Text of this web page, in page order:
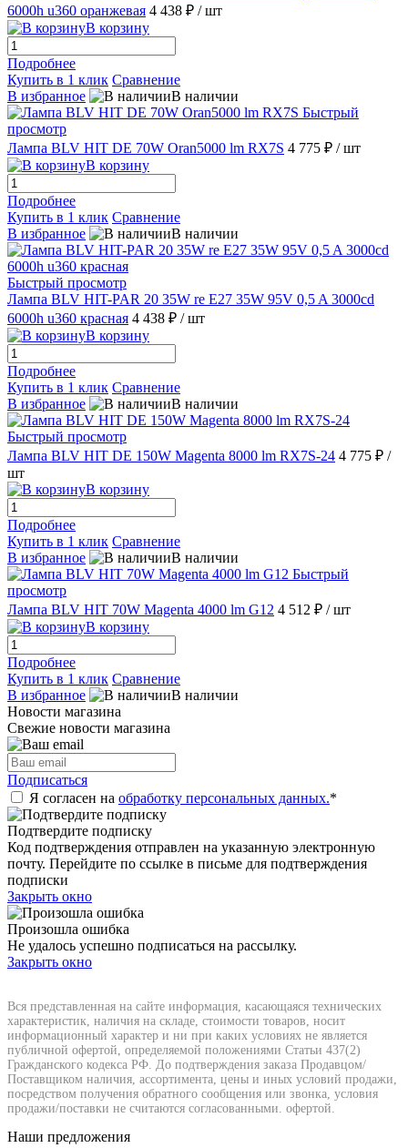
6000h u360 оранжевая 4 438 ₽ / шт
В корзину
Подробнее
Купить в 1 клик Сравнение
В избранное
В наличии
Быстрый
просмотр
Лампа BLV HIT DE 70W Oran5000 lm RX7S 4 775 ₽ / шт
В корзину
Подробнее
Купить в 1 клик Сравнение
В избранное
В наличии
Быстрый просмотр
Лампа BLV HIT-PAR 20 35W re E27 35W 95V 0,5 A 3000cd
6000h u360 красная 4 438 ₽ / шт
В корзину
Подробнее
Купить в 1 клик Сравнение
В избранное
В наличии
Быстрый просмотр
Лампа BLV HIT DE 150W Magenta 8000 lm RX7S-24 4 775 ₽ /
шт
В корзину
Подробнее
Купить в 1 клик Сравнение
В избранное
В наличии
Быстрый
просмотр
Лампа BLV HIT 70W Magenta 4000 lm G12 4 512 ₽ / шт
В корзину
Подробнее
Купить в 1 клик Сравнение
В избранное
В наличии
Новости магазина
Свежие новости магазина
Подписаться
Я согласен на обработку персональных данных.*
Подтвердите подписку
Код подтверждения отправлен на указанную электронную
почту. Перейдите по ссылке в письме для подтверждения
подписки
Закрыть окно
Произошла ошибка
Не удалось успешно подписаться на рассылку.
Закрыть окно
Вся представленная на сайте информация, касающаяся технических
характеристик, наличия на складе, стоимости товаров, носит
информационный характер и ни при каких условиях не является
публичной офертой, определяемой положениями Статьи 437(2)
Гражданского кодекса РФ. До подтверждения заказа Продавцом/
Поставщиком наличия, ассортимента, цены и иных условий продажи,
посредством получения обратного сообщения или звонка, условия
продажи/поставки не считаются согласованными. офертой.
Наши предложения